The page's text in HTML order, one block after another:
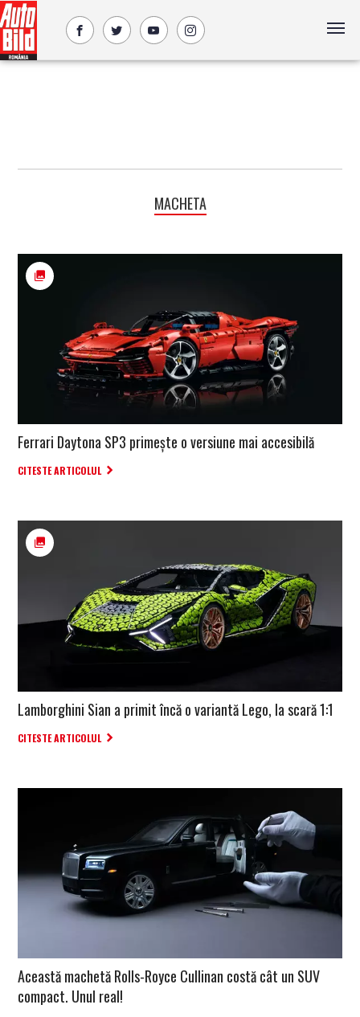
MACHETA
Ferrari Daytona SP3 primește o versiune mai accesibilă
CITESTE ARTICOLUL
Lamborghini Sian a primit încă o variantă Lego, la scară 1:1
CITESTE ARTICOLUL
Această machetă Rolls-Royce Cullinan costă cât un SUV
compact. Unul real!